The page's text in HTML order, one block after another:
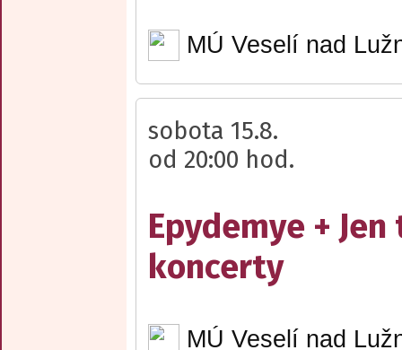
MÚ Veselí nad
sobota 15.8.
od 20:00 hod.
Epydemye +
koncerty
MÚ Veselí nad